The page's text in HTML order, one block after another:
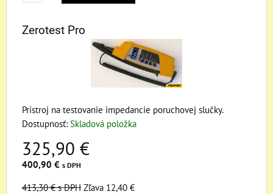
Zerotest Pro
Prístroj na testovanie impedancie poruchovej slučky.
Dostupnosť: Skladová položka
325,90 €
400,90 € s DPH
413,30 €s DPH Zľava 12,40 €